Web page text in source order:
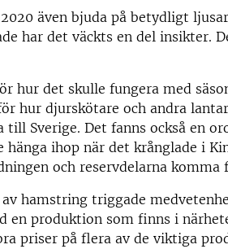
även bjuda på betydligt
har det väckts en del insikter.
hur det skulle fungera med
hur djurskötare och andra
till Sverige. Det fanns också en
hänga ihop när det krånglade i
och reservdelarna komma
hamstring triggade
en produktion som finns i
priser på flera av de viktiga